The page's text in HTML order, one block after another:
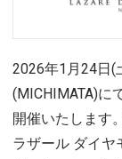
2026年1月24日(
(MICHIMATA)に
開催いたします
ラザール ダイヤ